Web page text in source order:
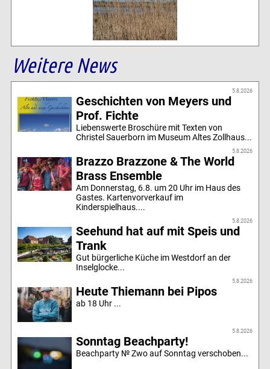
Weitere News
5.8.2026
Geschichten von Meyers und
Prof. Fichte
Liebenswerte Broschüre mit Texten von
Christel Sauerborn im Museum Altes Zollhaus...
5.8.2026
Brazzo Brazzone & The World
Brass Ensemble
Am Donnerstag, 6.8. um 20 Uhr im Haus des
Gastes. Kartenvorverkauf im
Kinderspielhaus....
5.8.2026
Seehund hat auf mit Speis und
Trank
Gut bürgerliche Küche im Westdorf an der
Inselglocke...
5.8.2026
Heute Thiemann bei Pipos
ab 18 Uhr ...
5.8.2026
Sonntag Beachparty!
Beachparty № Zwo auf Sonntag verschoben...